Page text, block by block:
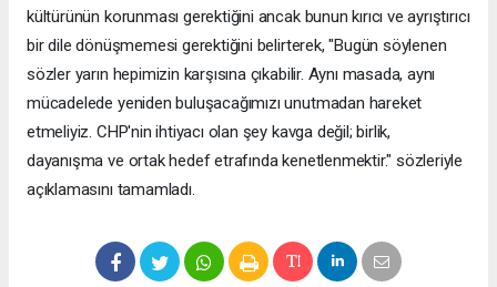
kültürünün korunması gerektiğini ancak bunun kırıcı ve ayrıştırıcı
bir dile dönüşmemesi gerektiğini belirterek, "Bugün söylenen
sözler yarın hepimizin karşısına çıkabilir. Aynı masada, aynı
mücadelede yeniden buluşacağımızı unutmadan hareket
etmeliyiz. CHP'nin ihtiyacı olan şey kavga değil; birlik,
dayanışma ve ortak hedef etrafında kenetlenmektir." sözleriyle
açıklamasını tamamladı.